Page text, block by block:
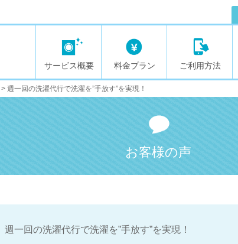
サービス概要 料金プラン ご利用方法
> 週一回の洗濯代行で洗濯を”手放す”を実現！
お客様の声
週一回の洗濯代行で洗濯を”手放す”を実現！